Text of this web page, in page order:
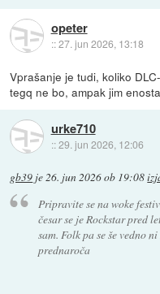
opeter
::27. jun 2026, 13:18
Vprašanje je tudi, koliko
tegq ne bo, ampak jim
urke710
::29. jun 2026, 12:06
gb39 je26. jun 2026 ob 19:08
Pripravite se na woke
česar se je Rockstar pred
sam. Folk pa se še vedno
prednaroča